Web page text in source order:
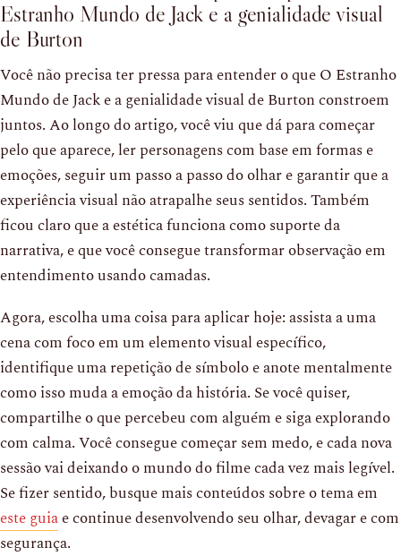
Estranho Mundo de Jack e a genialidade visual
de Burton
Você não precisa ter pressa para entender o que O Estranho
Mundo de Jack e a genialidade visual de Burton constroem
juntos. Ao longo do artigo, você viu que dá para começar
pelo que aparece, ler personagens com base em formas e
emoções, seguir um passo a passo do olhar e garantir que a
experiência visual não atrapalhe seus sentidos. Também
ficou claro que a estética funciona como suporte da
narrativa, e que você consegue transformar observação em
entendimento usando camadas.
Agora, escolha uma coisa para aplicar hoje: assista a uma
cena com foco em um elemento visual específico,
identifique uma repetição de símbolo e anote mentalmente
como isso muda a emoção da história. Se você quiser,
compartilhe o que percebeu com alguém e siga explorando
com calma. Você consegue começar sem medo, e cada nova
sessão vai deixando o mundo do filme cada vez mais legível.
Se fizer sentido, busque mais conteúdos sobre o tema em
este guiae continue desenvolvendo seu olhar, devagar e com
segurança.